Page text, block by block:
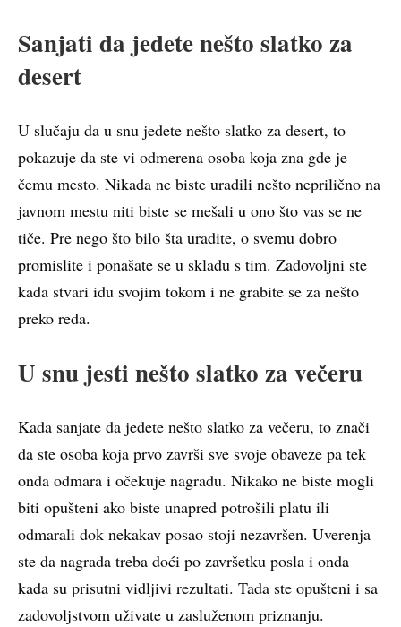
Sanjati da jedete nešto slatko za
desert
U slučaju da u snu jedete nešto slatko za desert, to
pokazuje da ste vi odmerena osoba koja zna gde je
čemu mesto. Nikada ne biste uradili nešto neprilično na
javnom mestu niti biste se mešali u ono što vas se ne
tiče. Pre nego što bilo šta uradite, o svemu dobro
promislite i ponašate se u skladu s tim. Zadovoljni ste
kada stvari idu svojim tokom i ne grabite se za nešto
preko reda.
U snu jesti nešto slatko za večeru
Kada sanjate da jedete nešto slatko za večeru, to znači
da ste osoba koja prvo završi sve svoje obaveze pa tek
onda odmara i očekuje nagradu. Nikako ne biste mogli
biti opušteni ako biste unapred potrošili platu ili
odmarali dok nekakav posao stoji nezavršen. Uverenja
ste da nagrada treba doći po završetku posla i onda
kada su prisutni vidljivi rezultati. Tada ste opušteni i sa
zadovoljstvom uživate u zasluženom priznanju.